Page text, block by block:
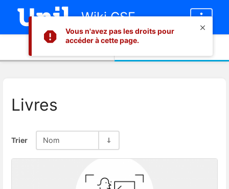
Vous n'avez pas les droits pour
accéder à cette page.
Wiki CSE
Livres
Trier Nom